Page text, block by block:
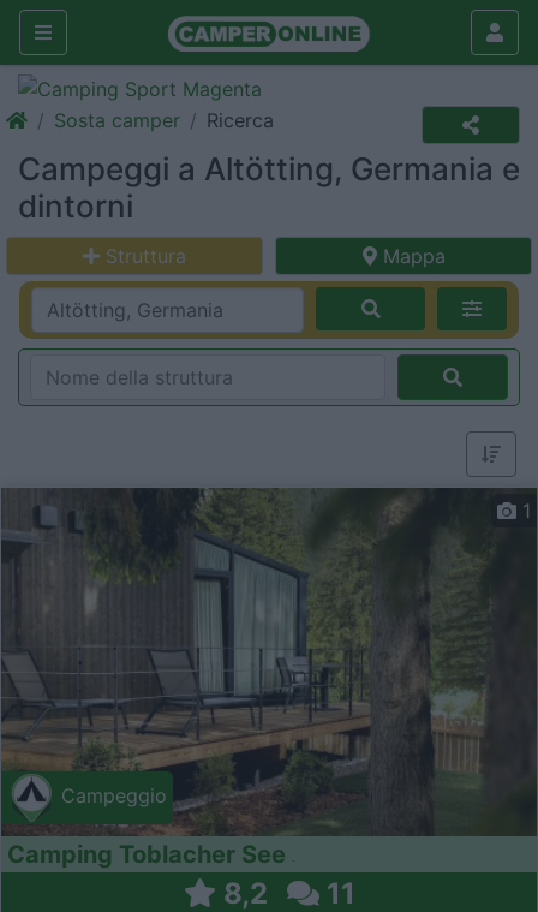
Sosta camper Ricerca
Campeggi a Altötting, Germania e
dintorni
Struttura Mappa
Campeggio
1
Camping Toblacher See
8,2 11